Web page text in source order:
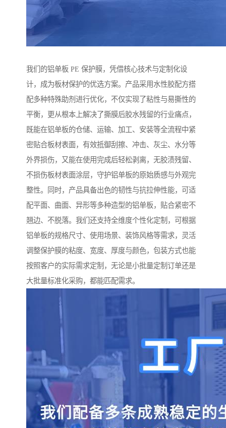
我们的铝单板 PE 保护膜，凭借核心技术与定制化设
计，成为板材保护的优选方案。产品采用水性胶配方搭
配多种特殊助剂进行优化，不仅实现了粘性与易撕性的
平衡，更从根本上解决了撕膜后胶水残留的行业痛点，
既能在铝单板的仓储、运输、加工、安装等全流程中紧
密贴合板材表面，有效抵御刮擦、冲击、灰尘、水分等
外界损伤，又能在使用完成后轻松剥离，无胶渍残留、
不损伤板材表面涂层，守护铝单板的原始质感与外观完
整性。同时，产品具备出色的韧性与抗拉伸性能，可适
配平面、曲面、异形等多种造型的铝单板，贴合紧密不
翘边、不脱落。我们还支持全维度个性化定制，可根据
铝单板的规格尺寸、使用场景、装饰风格等需求，灵活
调整保护膜的粘度、宽度、厚度与颜色，包装方式也能
按照客户的实际需求定制，无论是小批量定制订单还是
大批量标准化采购，都能匹配需求。